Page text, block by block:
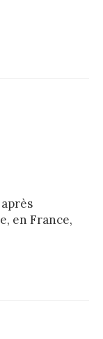
en France,